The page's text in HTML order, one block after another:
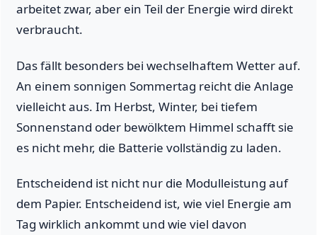
arbeitet zwar, aber ein Teil der Energie wird direkt
verbraucht.
Das fällt besonders bei wechselhaftem Wetter auf.
An einem sonnigen Sommertag reicht die Anlage
vielleicht aus. Im Herbst, Winter, bei tiefem
Sonnenstand oder bewölktem Himmel schafft sie
es nicht mehr, die Batterie vollständig zu laden.
Entscheidend ist nicht nur die Modulleistung auf
dem Papier. Entscheidend ist, wie viel Energie am
Tag wirklich ankommt und wie viel davon